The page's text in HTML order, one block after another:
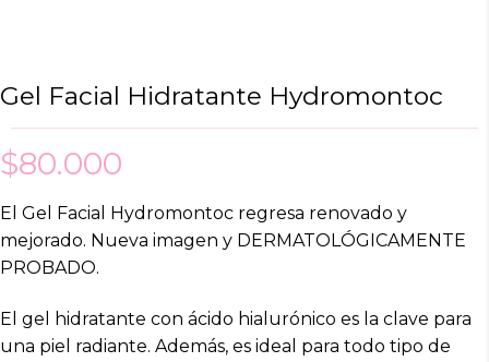
Gel Facial Hidratante Hydromontoc
$80.000
El Gel Facial Hydromontoc regresa renovado y
mejorado. Nueva imagen y DERMATOLÓGICAMENTE
PROBADO.
El gel hidratante con ácido hialurónico es la clave para
una piel radiante. Además, es ideal para todo tipo de